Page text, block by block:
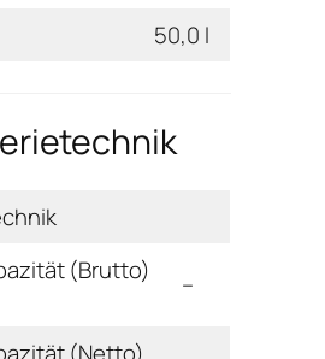
50,0 l
(Brutto)
–
(Netto)